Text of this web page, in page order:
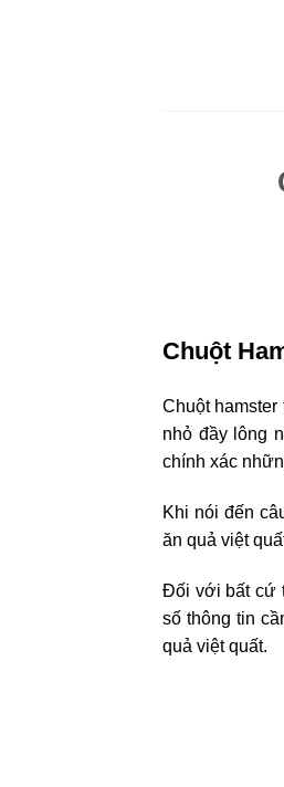
Chuột
Chuột
nhỏ đầy lông
chính xác
Khi nói đến
ăn quả việt
Đối với bất cứ
số thông tin
quả việt quất.